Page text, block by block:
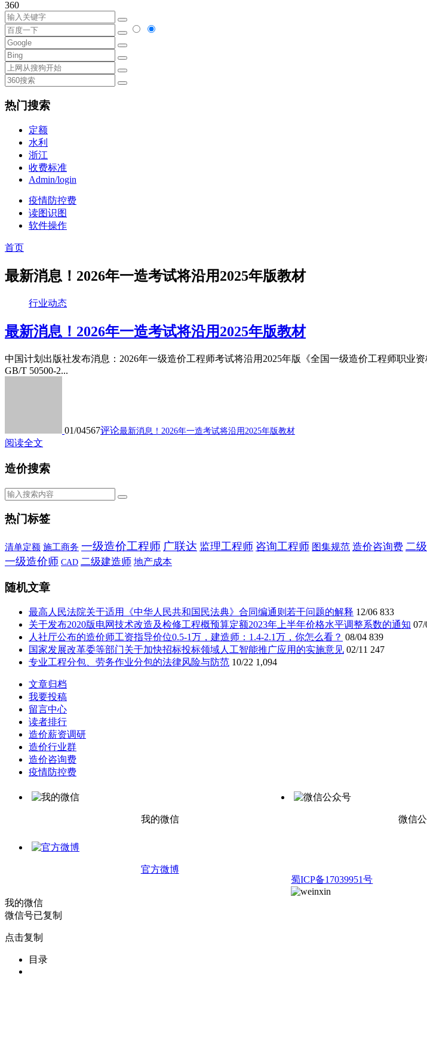
360
热门搜索
定额
水利
浙江
收费标准
Admin/login
疫情防控费
读图识图
软件操作
首页
最新消息！2026年一造考试将沿用2025年版教材
行业动态
最新消息！2026年一造考试将沿用2025年版教材
中国计划出版社发布消息：2026年一级造价工程师考试将沿用2025年版《全国一级造价工程师职业
GB/T 50500-2...
01/04567评论最新消息！2026年一造考试将沿用2025年版教材
阅读全文
造价搜索
热门标签
清单定额 施工商务 一级造价工程师 广联达 监理工程师 咨询工程师 图集规范 造价咨询费 二
一级造价师 CAD 二级建造师 地产成本
随机文章
最高人民法院关于适用《中华人民共和国民法典》合同编通则若干问题的解释 12/06 833
关于发布2020版电网技术改造及检修工程概预算定额2023年上半年价格水平调整系数的通知 07/
人社厅公布的造价师工资指导价位0.5-1万，建造师：1.4-2.1万，你怎么看？ 08/04 839
国家发展改革委等部门关于加快招标投标领域人工智能推广应用的实施意见 02/11 247
专业工程分包、劳务作业分包的法律风险与防范 10/22 1,094
文章归档
我要投稿
留言中心
读者排行
造价薪资调研
造价行业群
造价咨询费
疫情防控费
我的微信 微信
官方微博
蜀ICP备17039951号
我的微信
微信号已复制
点击复制
目录